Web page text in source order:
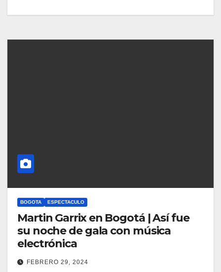
BOGOTA ESPECTACULO
Martin Garrix en Bogotá | Así fue
su noche de gala con música
electrónica
FEBRERO 29, 2024